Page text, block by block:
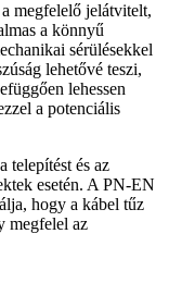
megfelelő jelátvitelt,
a könnyű
sérülésekkel
lehetővé teszi,
lehessen
a potenciális
telepítést és az
esetén. A PN-EN
hogy a kábel tűz
megfelel az